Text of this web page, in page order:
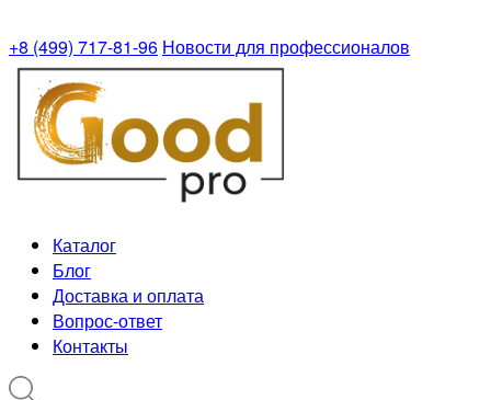
+8 (499) 717-81-96 Новости для профессионалов
Каталог
Блог
Доставка и оплата
Вопрос-ответ
Контакты